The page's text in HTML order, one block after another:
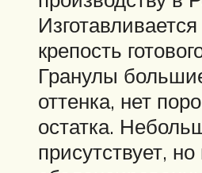
крепость
Гранулы
оттенка, нет
остатка.
присутствует, но